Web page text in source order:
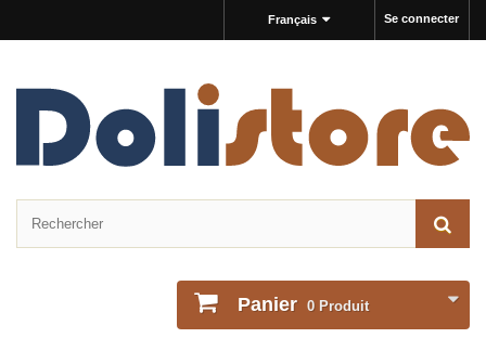
Se connecter
Français
Panier 0 Produit